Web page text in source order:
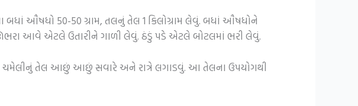
ઔષધો 50-50 ગ્રામ, તલનું તેલ 1 કિલોગ્રામ લેવું. બધાં ઔષધોને
આવે એટલે ઉતારીને ગાળી લેવું. ઠંડું પડે એટલે બોટલમાં ભરી લેવું.
આ ચમેલીનું તેલ આછું આછું સવારે અને રાત્રે લગાડવું. આ તેલના ઉપયોગથી